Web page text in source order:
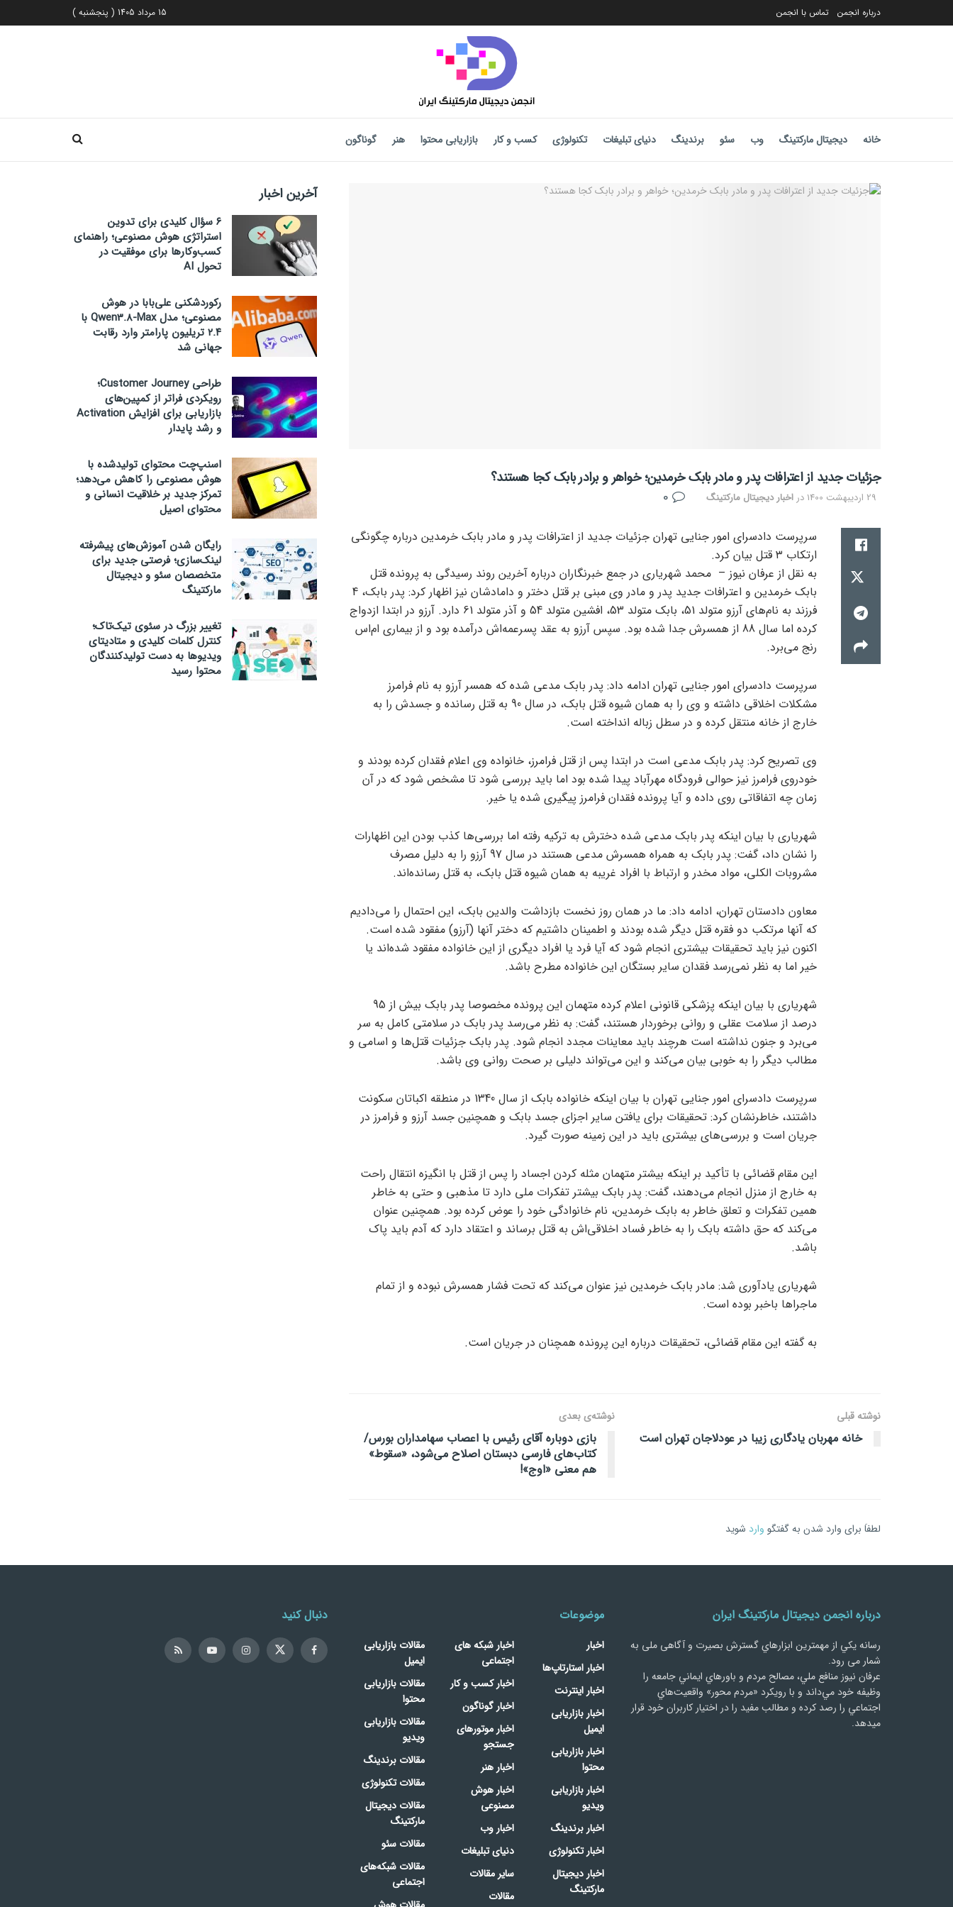
درباره انجمن تماس با انجمن 15 مرداد 1405 ( پنجشنبه )
خانه دیجیتال مارکتینگ وب سئو برندینگ دنیای تبلیغات تکنولوژی کسب و کار بازاریابی محتوا هنر گوناگون
جزئیات جدید از اعترافات پدر و مادر بابک خرمدین؛ خواهر و برادر بابک کجا هستند؟
29 اردیبهشت 1400 دراخبار دیجیتال مارکتینگ
سرپرست دادسرای امور جنایی تهران جزئیات جدید از اعترافات پدر و مادر بابک خرمدین درباره چگونگی
ارتکاب ۳ قتل بیان کرد.
به نقل از عرفان نیوز – محمد شهریاری در جمع خبرنگاران درباره آخرین روند رسیدگی به پرونده قتل
بابک خرمدین و اعترافات جدید پدر و مادر وی مبنی بر قتل دختر و دامادشان نیز اظهار کرد: پدر بابک، 4
فرزند به نام‌های آرزو متولد 51، بابک متولد 53، افشین متولد 54 و آذر متولد 61 دارد. آرزو در ابتدا ازدواج
کرده اما سال 88 از همسرش جدا شده بود. سپس آرزو به عقد پسرعمه‌اش درآمده بود و از بیماری ام‌اس
رنج می‌برد.
سرپرست دادسرای امور جنایی تهران ادامه داد: پدر بابک مدعی شده که همسر آرزو به نام فرامرز
مشکلات اخلاقی داشته و وی را به همان شیوه قتل بابک، در سال 90 به قتل رسانده و جسدش را به
خارج از خانه منتقل کرده و در سطل زباله انداخته است.
وی تصریح کرد: پدر بابک مدعی است در ابتدا پس از قتل فرامرز، خانواده وی اعلام فقدان کرده بودند و
خودروی فرامرز نیز حوالی فرودگاه مهرآباد پیدا شده بود اما باید بررسی شود تا مشخص شود که در آن
زمان چه اتفاقاتی روی داده و آیا پرونده فقدان فرامرز پیگیری شده یا خیر.
شهریاری با بیان اینکه پدر بابک مدعی شده دخترش به ترکیه رفته اما بررسی‌ها کذب بودن این اظهارات
را نشان داد، گفت: پدر بابک به همراه همسرش مدعی هستند در سال 97 آرزو را به دلیل مصرف
مشروبات الکلی، مواد مخدر و ارتباط با افراد غریبه به همان شیوه قتل بابک، به قتل رسانده‌اند.
معاون دادستان تهران، ادامه داد: ما در همان روز نخست بازداشت والدین بابک، این احتمال را می‌دادیم
که آنها مرتکب دو فقره قتل دیگر شده بودند و اطمینان داشتیم که دختر آنها (آرزو) مفقود شده است.
اکنون نیز باید تحقیقات بیشتری انجام شود که آیا فرد یا افراد دیگری از این خانواده مفقود شده‌اند یا
خیر اما به نظر نمی‌رسد فقدان سایر بستگان این خانواده مطرح باشد.
شهریاری با بیان اینکه پزشکی قانونی اعلام کرده متهمان این پرونده مخصوصا پدر بابک بیش از 95
درصد از سلامت عقلی و روانی برخوردار هستند، گفت: به نظر می‌رسد پدر بابک در سلامتی کامل به سر
می‌برد و جنون نداشته است هرچند باید معاینات مجدد انجام شود. پدر بابک جزئیات قتل‌ها و اسامی و
مطالب دیگر را به خوبی بیان می‌کند و این می‌تواند دلیلی بر صحت روانی وی باشد.
سرپرست دادسرای امور جنایی تهران با بیان اینکه خانواده بابک از سال 1340 در منطقه اکباتان سکونت
داشتند، خاطرنشان کرد: تحقیقات برای یافتن سایر اجزای جسد بابک و همچنین جسد آرزو و فرامرز در
جریان است و بررسی‌های بیشتری باید در این زمینه صورت گیرد.
این مقام قضائی با تأکید بر اینکه بیشتر متهمان مثله‌ کردن اجساد را پس از قتل با انگیزه انتقال راحت
به خارج از منزل انجام می‌دهند، گفت: پدر بابک بیشتر تفکرات ملی دارد تا مذهبی و حتی به خاطر
همین تفکرات و تعلق خاطر به بابک خرمدین، نام خانوادگی خود را عوض کرده بود. همچنین عنوان
می‌کند که حق داشته بابک را به خاطر فساد اخلاقی‌اش به قتل برساند و اعتقاد دارد که آدم باید پاک
باشد.
شهریاری یادآوری شد: مادر بابک خرمدین نیز عنوان می‌کند که تحت فشار همسرش نبوده و از تمام
ماجراها باخبر بوده است.
به گفته این مقام قضائی، تحقیقات درباره این پرونده همچنان در جریان است.
نوشته قبلی
خانه مهربان یادگاری زیبا در عودلاجان تهران است
نوشته‌ی بعدی
بازی دوباره آقای رئیس با اعصاب سهامداران بورس/
کتاب‌های فارسی دبستان اصلاح می‌شود، «سقوط»
هم معنی «اوج»!
لطفاَ برای وارد شدن به گفتگو وارد شوید
آخرین اخبار
۶ سؤال کلیدی برای تدوین
استراتژی هوش مصنوعی؛ راهنمای
کسب‌وکارها برای موفقیت در
تحول AI
رکوردشکنی علی‌بابا در هوش
مصنوعی؛ مدل Qwen3.8-Max با
۲.۴ تریلیون پارامتر وارد رقابت
جهانی شد
طراحی Customer Journey؛
رویکردی فراتر از کمپین‌های
بازاریابی برای افزایش Activation
و رشد پایدار
اسنپ‌چت محتوای تولیدشده با
هوش مصنوعی را کاهش می‌دهد؛
تمرکز جدید بر خلاقیت انسانی و
محتوای اصیل
رایگان شدن آموزش‌های پیشرفته
لینک‌سازی؛ فرصتی جدید برای
متخصصان سئو و دیجیتال
مارکتینگ
تغییر بزرگ در سئوی تیک‌تاک؛
کنترل کلمات کلیدی و متادیتای
ویدیوها به دست تولیدکنندگان
محتوا رسید
درباره انجمن دیجیتال مارکتینگ ایران
رسانه يكي از مهمترین ابزارهاي گسترش بصیرت و آگاهی ملی به
شمار می رود.
عرفان نیوز منافع ملي، مصالح مردم و باورهاي ايماني جامعه را
وظيفه خود مي‌داند و با رويكرد «مردم‌ محور» واقعيت‌هاي
اجتماعي را رصد کرده و مطالب مفید را در اختیار کاربران خود قرار
میدهد.
موضوعات
اخبار
اخبار استارتاپ‌ها
اخبار اینترنت
اخبار بازاریابی
ایمیل
اخبار بازاریابی
محتوا
اخبار بازاریابی
ویدیو
اخبار برندینگ
اخبار تکنولوژی
اخبار دیجیتال
مارکتینگ
اخبار شبکه های
اجتماعی
اخبار کسب و کار
اخبار گوناگون
اخبار موتورهای
جستجو
اخبار هنر
اخبار هوش
مصنوعی
اخبار وب
دنیای تبلیغات
سایر مقالات
مقالات
مقالات بازاریابی
ایمیل
مقالات بازاریابی
محتوا
مقالات بازاریابی
ویدیو
مقالات برندینگ
مقالات تکنولوژی
مقالات دیجیتال
مارکتینگ
مقالات سئو
مقالات شبکه‌های
اجتماعی
دنبال کنید